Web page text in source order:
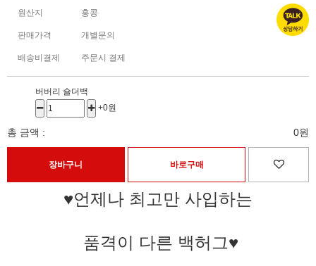
원산지 홍콩
판매가격 개별문의
배송비결제 주문시 결제
버버리 숄더백
+0원
총 금액 : 0원
♥언제나 최고만 사입하는
품격이 다른 백허그♥